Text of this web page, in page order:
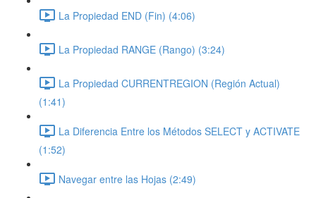
La Propiedad END (Fin) (4:06)
La Propiedad RANGE (Rango) (3:24)
La Propiedad CURRENTREGION (Región Actual)
(1:41)
La Diferencia Entre los Métodos SELECT y ACTIVATE
(1:52)
Navegar entre las Hojas (2:49)